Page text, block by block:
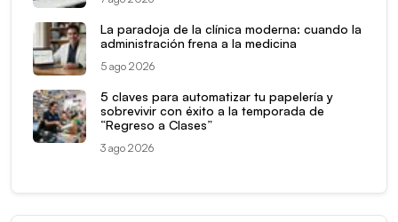
La paradoja de la clínica moderna: cuando la
administración frena a la medicina
5 ago 2026
5 claves para automatizar tu papelería y
sobrevivir con éxito a la temporada de
“Regreso a Clases”
3 ago 2026